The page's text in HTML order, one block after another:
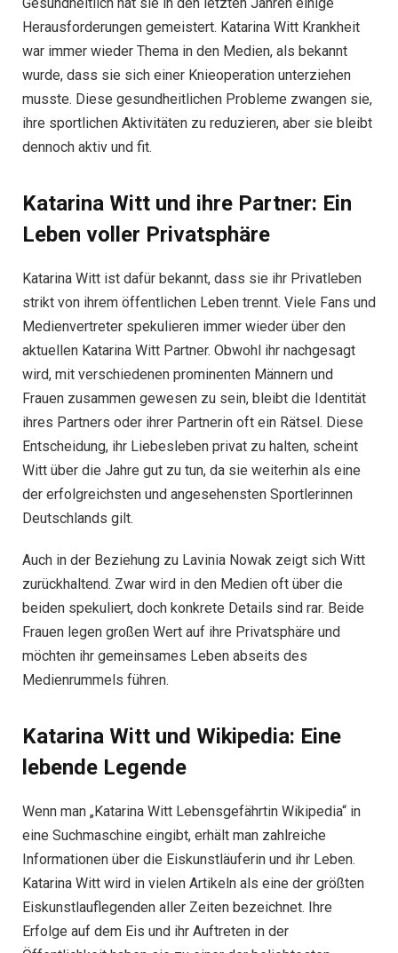
Gesundheitlich hat sie in den letzten Jahren einige
Herausforderungen gemeistert. Katarina Witt Krankheit
war immer wieder Thema in den Medien, als bekannt
wurde, dass sie sich einer Knieoperation unterziehen
musste. Diese gesundheitlichen Probleme zwangen sie,
ihre sportlichen Aktivitäten zu reduzieren, aber sie bleibt
dennoch aktiv und fit.
Katarina Witt und ihre Partner: Ein
Leben voller Privatsphäre
Katarina Witt ist dafür bekannt, dass sie ihr Privatleben
strikt von ihrem öffentlichen Leben trennt. Viele Fans und
Medienvertreter spekulieren immer wieder über den
aktuellen Katarina Witt Partner. Obwohl ihr nachgesagt
wird, mit verschiedenen prominenten Männern und
Frauen zusammen gewesen zu sein, bleibt die Identität
ihres Partners oder ihrer Partnerin oft ein Rätsel. Diese
Entscheidung, ihr Liebesleben privat zu halten, scheint
Witt über die Jahre gut zu tun, da sie weiterhin als eine
der erfolgreichsten und angesehensten Sportlerinnen
Deutschlands gilt.
Auch in der Beziehung zu Lavinia Nowak zeigt sich Witt
zurückhaltend. Zwar wird in den Medien oft über die
beiden spekuliert, doch konkrete Details sind rar. Beide
Frauen legen großen Wert auf ihre Privatsphäre und
möchten ihr gemeinsames Leben abseits des
Medienrummels führen.
Katarina Witt und Wikipedia: Eine
lebende Legende
Wenn man „Katarina Witt Lebensgefährtin Wikipedia“ in
eine Suchmaschine eingibt, erhält man zahlreiche
Informationen über die Eiskunstläuferin und ihr Leben.
Katarina Witt wird in vielen Artikeln als eine der größten
Eiskunstlauflegenden aller Zeiten bezeichnet. Ihre
Erfolge auf dem Eis und ihr Auftreten in der